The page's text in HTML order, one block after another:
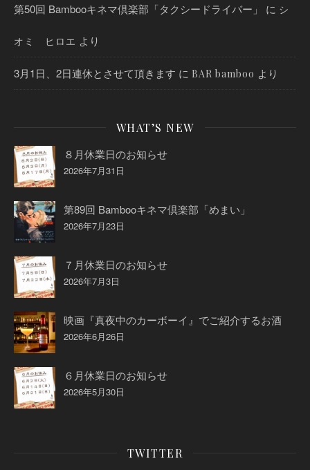
第50回 Bambooキネマ倶楽部「タクシードライバー」 に シ
オミ ヒロエ より
3月1日、2日連休とさせて頂きます に BAR bamboo より
WHAT’S NEW
８月休業日のお知らせ
2026年7月31日
第89回 Bambooキネマ倶楽部「めまい」
2026年7月23日
７月休業日のお知らせ
2026年7月3日
映画『真夜中のカーボーイ』でご紹介するお酒
2026年6月26日
６月休業日のお知らせ
2026年5月30日
TWITTER